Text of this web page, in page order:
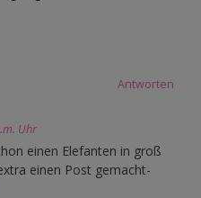
Antworten
Uhr
einen Elefanten in groß
einen Post gemacht-